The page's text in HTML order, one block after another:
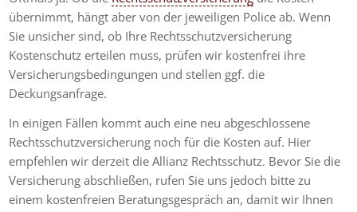
übernimmt, hängt aber von der jeweiligen Police ab. Wenn
Sie unsicher sind, ob Ihre Rechtsschutzversicherung
Kostenschutz erteilen muss, prüfen wir kostenfrei ihre
Versicherungsbedingungen und stellen ggf. die
Deckungsanfrage.
In einigen Fällen kommt auch eine neu abgeschlossene
Rechtsschutzversicherung noch für die Kosten auf. Hier
empfehlen wir derzeit die Allianz Rechtsschutz. Bevor Sie die
Versicherung abschließen, rufen Sie uns jedoch bitte zu
einem kostenfreien Beratungsgespräch an, damit wir Ihnen